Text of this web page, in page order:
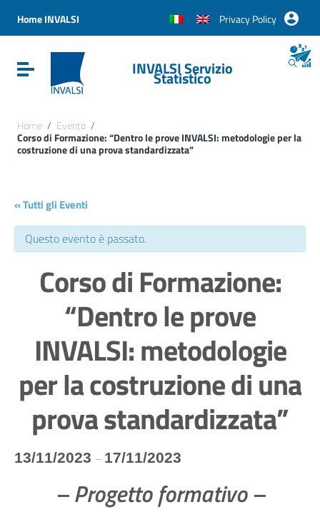
Vai al menu di navigazione
Vai al footer
Home INVALSI Privacy Policy
Attiva / disattiva la navigazioneINVALSI Servizio
Statistico
Home / Evento /
Corso di Formazione: “Dentro le prove INVALSI: metodologie per la
costruzione di una prova standardizzata”
« Tutti gli Eventi
Questo evento è passato.
Corso di Formazione:
“Dentro le prove
INVALSI: metodologie
per la costruzione di una
prova standardizzata”
13/11/2023 – 17/11/2023
– Progetto formativo –